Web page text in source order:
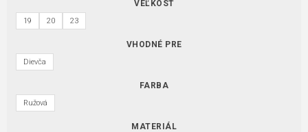
VEĽKOSŤ
19 20 23
VHODNÉ PRE
Dievča
FARBA
Ružová
MATERIÁL